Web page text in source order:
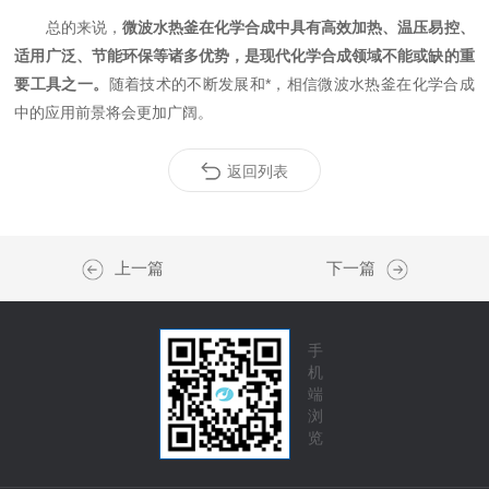
总的来说， 微波水热釜在化学合成中具有高效加热、温压易控、
适用广泛、节能环保等诸多优势，是现代化学合成领域不能或缺的重
要工具之一。
随着技术的不断发展和*，相信微波水热釜在化学合成
中的应用前景将会更加广阔。
返回列表
上一篇 下一篇
手
机
端
浏
览